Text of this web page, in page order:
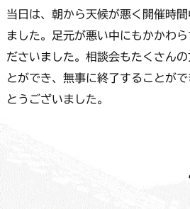
当日は、朝から天候が悪く開催時
ました。足元が悪い中にもかかわ
ださいました。相談会もたくさん
とができ、無事に終了することが
とうございました。